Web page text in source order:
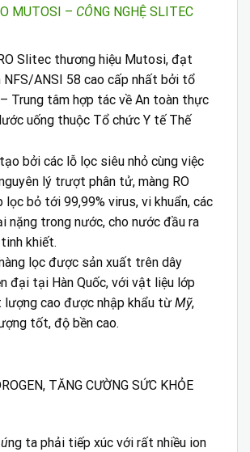
MUTOSI – CÔNG NGHỆ SLITEC
Slitec thương hiệu Mutosi, đạt
NFS/ANSI 58 cao cấp nhất bởi tổ
Trung tâm hợp tác về An toàn thực
uống thuộc Tổ chức Y tế Thế
bởi các lỗ lọc siêu nhỏ cùng việc
lý trượt phân tử, màng RO
lọc bỏ tới 99,99% virus, vi khuẩn, các
nặng trong nước, cho nước đầu ra
khiết.
lọc được sản xuất trên dây
đại tại Hàn Quốc, với vật liệu lớp
lượng cao được nhập khẩu từ Mỹ,
tốt, độ bền cao.
TĂNG CƯỜNG SỨC KHỎE
ng ta phải tiếp xúc với rất nhiều ion